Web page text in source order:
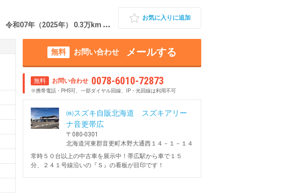
令和07年（2025年） 0.3万km 北海道河東郡
お気に入りに追加
無料 お問い合わせ メールする
無料 お問い合わせ 0078-6010-72873
※携帯電話・PHS可、一部ダイヤル回線、IP・光回線は利用不可
㈱スズキ自販北海道 スズキアリー
ナ音更帯広
〒080-0301
北海道河東郡音更町木野大通西１４－１－１４
常時５０台以上の中古車を展示中！帯広駅から車で１５
分、２４１号線沿いの『Ｓ』の看板が目印です！